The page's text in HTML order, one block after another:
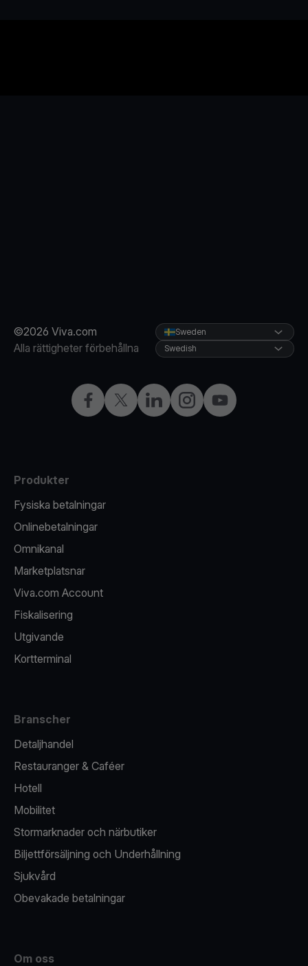
©2026 Viva.com
Alla rättigheter förbehållna
Facebook
X LinkedInInstagramYouTube
Sweden
Swedish
Produkter
Fysiska betalningar
Onlinebetalningar
Omnikanal
Marketplatsnar
Viva.com Account
Fiskalisering
Utgivande
Kortterminal
Branscher
Detaljhandel
Restauranger & Caféer
Hotell
Mobilitet
Stormarknader och närbutiker
Biljettförsäljning och Underhållning
Sjukvård
Obevakade betalningar
Om oss